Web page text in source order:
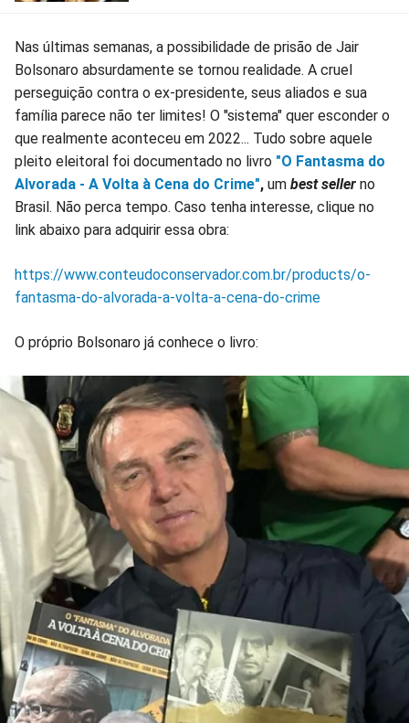
Nas últimas semanas, a possibilidade de prisão de Jair
Bolsonaro absurdamente se tornou realidade. A cruel
perseguição contra o ex-presidente, seus aliados e sua
família parece não ter limites! O "sistema" quer esconder o
que realmente aconteceu em 2022... Tudo sobre aquele
pleito eleitoral foi documentado no livro "O Fantasma do
Alvorada - A Volta à Cena do Crime", um best seller no
Brasil. Não perca tempo. Caso tenha interesse, clique no
link abaixo para adquirir essa obra:
https://www.conteudoconservador.com.br/products/o-
fantasma-do-alvorada-a-volta-a-cena-do-crime
O próprio Bolsonaro já conhece o livro: